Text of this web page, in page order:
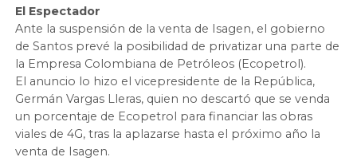
El Espectador
Ante la suspensión de la venta de Isagen, el gobierno
de Santos prevé la posibilidad de privatizar una parte de
la Empresa Colombiana de Petróleos (Ecopetrol).
El anuncio lo hizo el vicepresidente de la República,
Germán Vargas Lleras, quien no descartó que se venda
un porcentaje de Ecopetrol para financiar las obras
viales de 4G, tras la aplazarse hasta el próximo año la
venta de Isagen.